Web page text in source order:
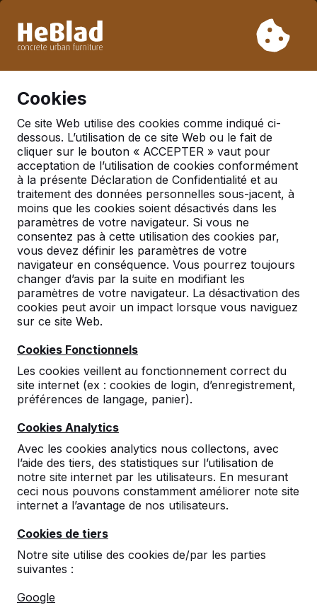
semaine 31 à la semaine 33. Veuillez donc tenir compte des
délais de livraison plus longs.
Cookies
Ce site Web utilise des cookies comme indiqué ci-
dessous. L’utilisation de ce site Web ou le fait de
cliquer sur le bouton « ACCEPTER » vaut pour
acceptation de l’utilisation de cookies conformément
à la présente Déclaration de Confidentialité et au
traitement des données personnelles sous-jacent, à
moins que les cookies soient désactivés dans les
paramètres de votre navigateur. Si vous ne
consentez pas à cette utilisation des cookies par,
vous devez définir les paramètres de votre
navigateur en conséquence. Vous pourrez toujours
changer d’avis par la suite en modifiant les
paramètres de votre navigateur. La désactivation des
cookies peut avoir un impact lorsque vous naviguez
sur ce site Web.
Cookies Fonctionnels
Les cookies veillent au fonctionnement correct du
site internet (ex : cookies de login, d’enregistrement,
préférences de langage, panier).
Cookies Analytics
Avec les cookies analytics nous collectons, avec
l’aide des tiers, des statistiques sur l’utilisation de
notre site internet par les utilisateurs. En mesurant
ceci nous pouvons constamment améliorer note site
internet a l’avantage de nos utilisateurs.
Cookies de tiers
Notre site utilise des cookies de/par les parties
suivantes :
Google
Pages trouvées avec tags
anti-vandalisme
Table d'échec
Table d'échecs Quand vous pensez aux
échecs, vous pensez probablement à un jeu qui
se joue à l '’intérieur. Cependant avec les tables
de HeBlad il est également possible de laisser
les enfants de votre école ou de votre quartier
s&rsq...
Lire la suite ->
Jeu d'échecs extérieur
Jeu d'échecs extérieur Les échecs ne sont pas
directement un sport ou l’on pense de jouer à
l’air frais de l’extérieur. Pourtant avec un jeu
d’échec de HeBlad c’est un réel possibilité. Bien
sûr il es...
Lire la suite ->
Bancs en béton